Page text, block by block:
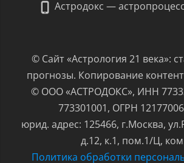
Астродокс —
© Сайт «Астрология 21 века»:
прогнозы. Копирование
© ООО «АСТРОДОКС», ИНН
773301001, ОГРН
юрид. адрес: 125466, г.Москва,
д.12, к.1, пом.1/Ц,
Политика обработки